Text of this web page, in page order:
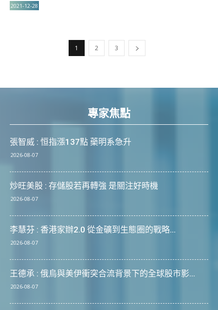
2021-12-28
1 2 3
專家焦點
張智威 : 恒指漲137點 藥明系急升
2026-08-07
炒旺美股 : 存儲股若再轉強 是關注好時機
2026-08-07
李慧芬 : 香港家辦2.0 從金礦到生態圈的戰略...
2026-08-07
王德承 : 俄烏與美伊衝突合流背景下的全球股市影...
2026-08-07